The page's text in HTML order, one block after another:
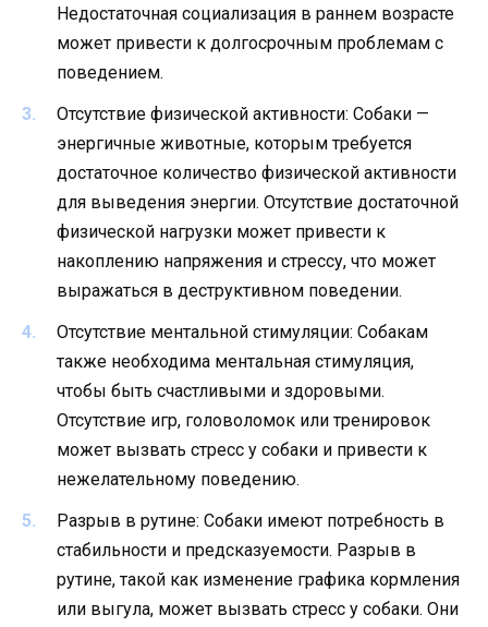
Недостаточная социализация в раннем возрасте
может привести к долгосрочным проблемам с
поведением.
Отсутствие физической активности: Собаки —
энергичные животные, которым требуется
достаточное количество физической активности
для выведения энергии. Отсутствие достаточной
физической нагрузки может привести к
накоплению напряжения и стрессу, что может
выражаться в деструктивном поведении.
Отсутствие ментальной стимуляции: Собакам
также необходима ментальная стимуляция,
чтобы быть счастливыми и здоровыми.
Отсутствие игр, головоломок или тренировок
может вызвать стресс у собаки и привести к
нежелательному поведению.
Разрыв в рутине: Собаки имеют потребность в
стабильности и предсказуемости. Разрыв в
рутине, такой как изменение графика кормления
или выгула, может вызвать стресс у собаки. Они